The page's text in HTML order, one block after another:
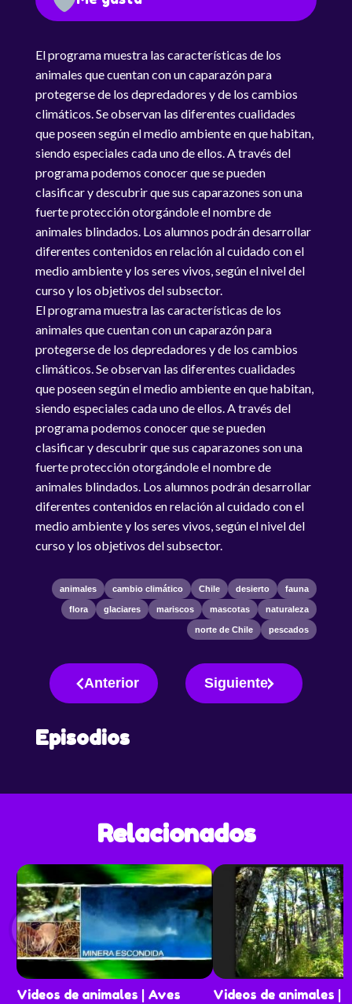
El programa muestra las características de los
animales que cuentan con un caparazón para
protegerse de los depredadores y de los cambios
climáticos. Se observan las diferentes cualidades
que poseen según el medio ambiente en que habitan,
siendo especiales cada uno de ellos. A través del
programa podemos conocer que se pueden
clasificar y descubrir que sus caparazones son una
fuerte protección otorgándole el nombre de
animales blindados. Los alumnos podrán desarrollar
diferentes contenidos en relación al cuidado con el
medio ambiente y los seres vivos, según el nivel del
curso y los objetivos del subsector.
El programa muestra las características de los
animales que cuentan con un caparazón para
protegerse de los depredadores y de los cambios
climáticos. Se observan las diferentes cualidades
que poseen según el medio ambiente en que habitan,
siendo especiales cada uno de ellos. A través del
programa podemos conocer que se pueden
clasificar y descubrir que sus caparazones son una
fuerte protección otorgándole el nombre de
animales blindados. Los alumnos podrán desarrollar
diferentes contenidos en relación al cuidado con el
medio ambiente y los seres vivos, según el nivel del
curso y los objetivos del subsector.
animales cambio climático Chile desierto fauna
flora glaciares mariscos mascotas naturaleza
norte de Chile pescados
Anterior Siguiente
Episodios
Relacionados
Videos de animales | Aves
Videos de animales |